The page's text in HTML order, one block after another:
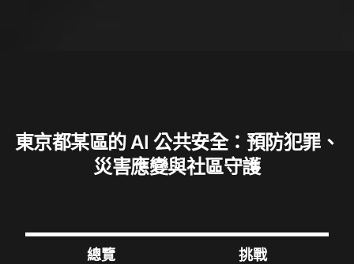
東京都某區的 AI 公共安全：預防犯罪、
災害應變與社區守護
總覽 挑戰